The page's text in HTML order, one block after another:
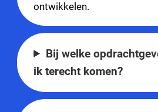
ontwikkelen.
Bij welke
ik terecht komen?